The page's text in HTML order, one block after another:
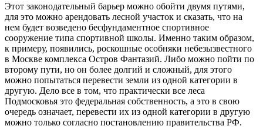
Этот законодательный барьер можно обойти двумя путями,
для это можно арендовать лесной участок и сказать, что на
нем будет возведено бесфундаментное спортивное
сооружение типа спортивной школы. Именно таким образом,
к примеру, появились, роскошные особняки небезызвестного
в Москве комплекса Остров Фантазий. Либо можно пойти по
второму пути, но он более долгий и сложный, для этого
можно попытаться перевести земли из одной категории в
другую. Дело все в том, что практически все леса
Подмосковья это федеральная собственность, а это в свою
очередь означает, перевести их из одной категории в другую
можно только согласно постановлению правительства РФ.